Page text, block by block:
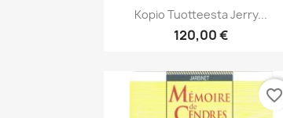
Pikakatselu
Kopio Tuotteesta Jerry...
120,00 €
favorite_border